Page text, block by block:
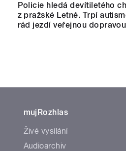
Policie hledá devítiletého
z pražské Letné. Trpí
rád jezdí veřejnou dopravou
mujRozhlas
Živé vysílání
Audioarchiv